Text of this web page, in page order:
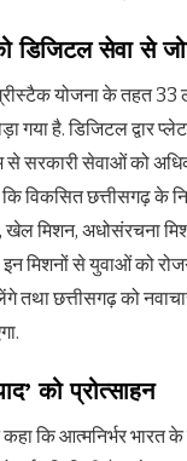
डिजिटल सेवा से
योजना के तहत
गया है. डिजिटल द्वार
से सरकारी सेवाओं को
कि विकसित छत्तीसगढ़ के
खेल मिशन, अधोसंरचना
मिशनों से युवाओं को
तथा छत्तीसगढ़ को
को प्रोत्साहन
कि आत्मनिर्भर भारत